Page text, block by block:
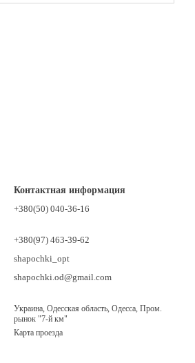
Контактная информация
+380(50) 040-36-16
+380(97) 463-39-62
shapochki_opt
shapochki.od@gmail.com
Украина, Одесская область, Одесса, Пром.
рынок "7-й км"
Карта проезда